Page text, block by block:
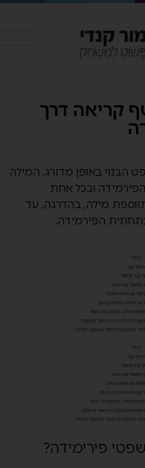
קריאה דרך
באופן מדורג. המילה
ובכל אחת
מילה, בהדרגה, עד
הפירמידה.
פירימידה?